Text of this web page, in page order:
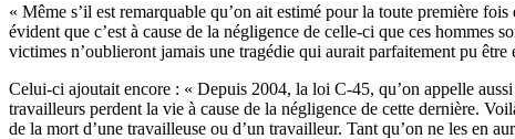
« Même s’il est remarquable qu’on ait estimé pour la toute première fois
évident que c’est à cause de la négligence de celle-ci que ces hommes
victimes n’oublieront jamais une tragédie qui aurait parfaitement pu être
Celui-ci ajoutait encore : « Depuis 2004, la loi C-45, qu’on appelle aussi
travailleurs perdent la vie à cause de la négligence de cette dernière.
de la mort d’une travailleuse ou d’un travailleur. Tant qu’on ne les en